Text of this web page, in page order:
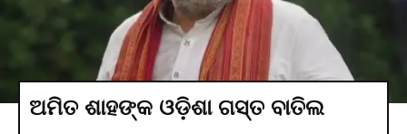
ଅମିତ ଶାହଙ୍କ ଓଡ଼ିଶା ଗସ୍ତ ବାତିଲ